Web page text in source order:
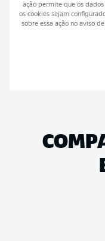
ação permite que os
os cookies sejam
sobre essa ação no aviso